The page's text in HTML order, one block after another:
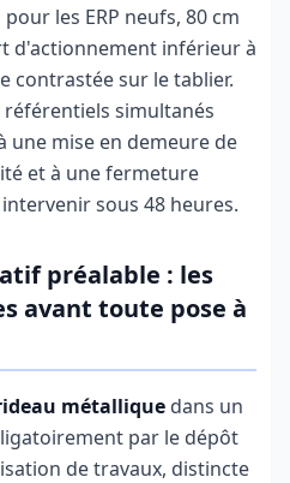
les ERP neufs, 80 cm
d'actionnement inférieur à
contrastée sur le tablier.
référentiels simultanés
une mise en demeure de
et à une fermeture
sous 48 heures.
préalable : les
avant toute pose à
métallique dans un
par le dépôt
de travaux, distincte